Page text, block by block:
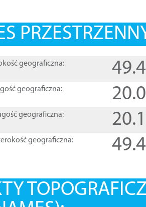
geograficzna:
geograficzna:
geograficzna:
geograficzna: